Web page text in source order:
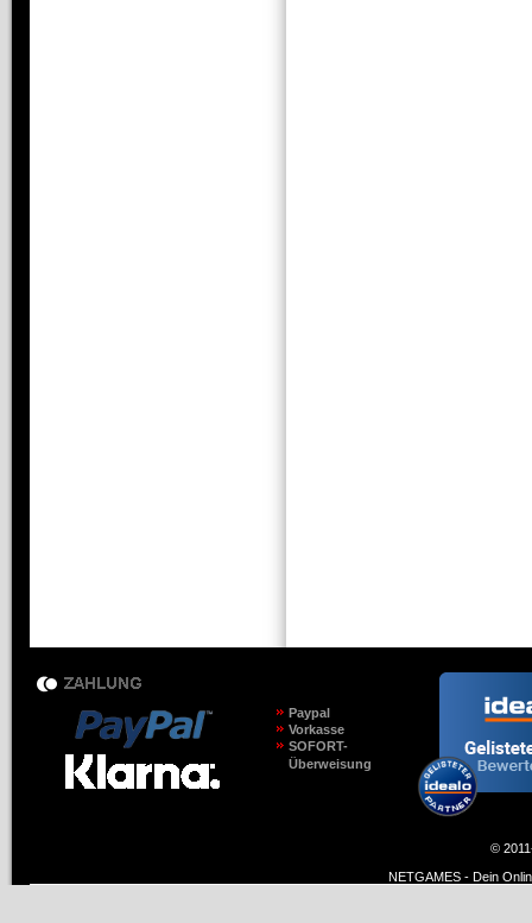
Paypal
Vorkasse
SOFORT-
Überweisung
©
NETGAMES - Dein